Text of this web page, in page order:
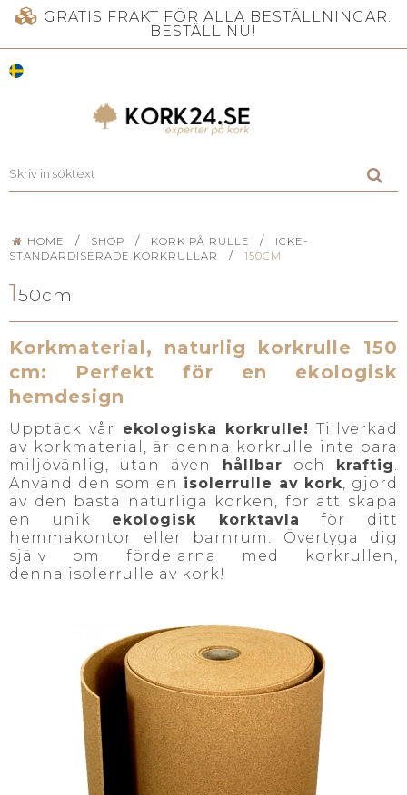
GRATIS FRAKT FÖR ALLA BESTÄLLNINGAR.
BESTÄLL NU!
HOME / SHOP / KORK PÅ RULLE /
ICKE-
STANDARDISERADE KORKRULLAR
/ 150CM
150cm
Korkmaterial, naturlig korkrulle 150
cm: Perfekt för en ekologisk
hemdesign
Upptäck vår ekologiska korkrulle! Tillverkad
av korkmaterial, är denna korkrulle inte bara
miljövänlig, utan även hållbar och kraftig
Använd den som en isolerrulle av kork , gjord
av den bästa naturliga korken, för att skapa
en unik ekologisk korktavla för ditt
hemmakontor eller barnrum. Övertyga dig
själv om fördelarna med korkrullen,
denna isolerrulle av kork!